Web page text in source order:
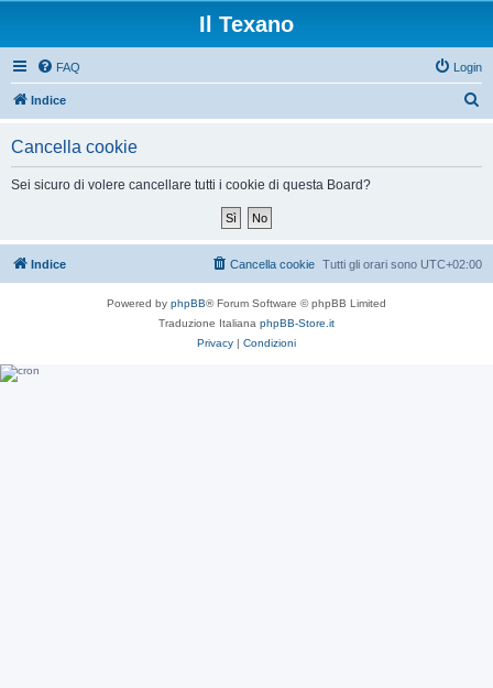
Il Texano
FAQ Login
Indice
Cancella cookie
Sei sicuro di volere cancellare tutti i cookie di questa Board?
Indice Tutti gli orari sono UTC+02:00
Cancella cookie
Powered by phpBB® Forum Software © phpBB Limited
Traduzione Italiana phpBB-Store.it
Privacy | Condizioni